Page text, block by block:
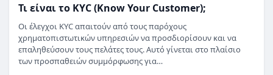
Τι είναι το KYC (Know Your Customer);
Οι έλεγχοι KYC απαιτούν από τους παρόχους
χρηματοπιστωτικών υπηρεσιών να προσδιορίσουν και να
επαληθεύσουν τους πελάτες τους. Αυτό γίνεται στο πλαίσιο
των προσπαθειών συμμόρφωσης για…